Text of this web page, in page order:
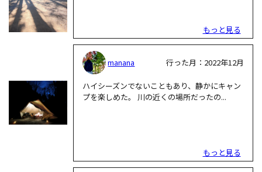
もっと見る
manana 行った月：2022年12月
ハイシーズンでないこともあり、静かにキャン
プを楽しめた。 川の近くの場所だったの...
もっと見る